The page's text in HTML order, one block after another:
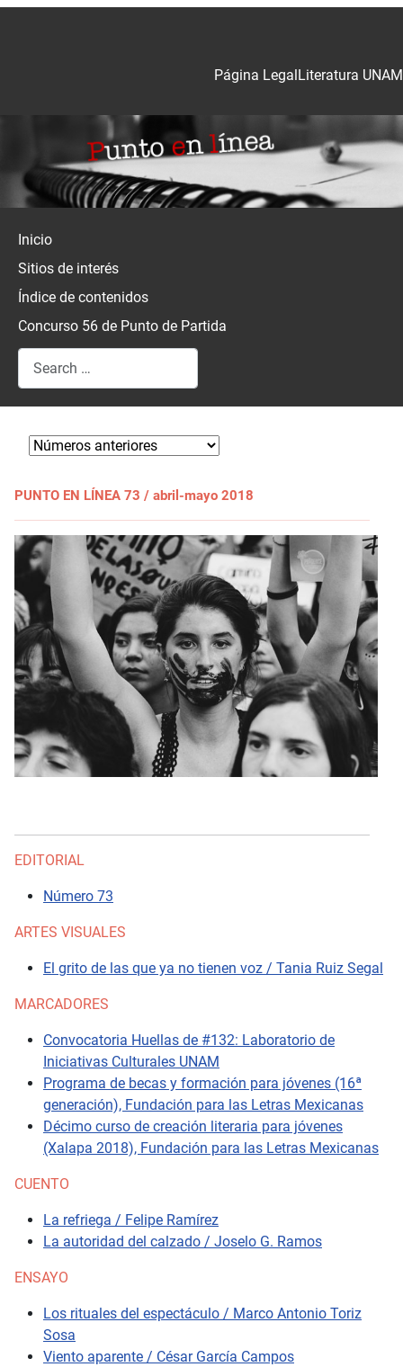
Literatura UNAM
Página Legal
Inicio
Sitios de interés
Índice de contenidos
Concurso 56 de Punto de Partida
Search
PUNTO EN LÍNEA 73 / abril-mayo 2018
EDITORIAL
Número 73
ARTES VISUALES
El grito de las que ya no tienen voz / Tania Ruiz Segal
MARCADORES
Convocatoria Huellas de #132: Laboratorio de
Iniciativas Culturales UNAM
Programa de becas y formación para jóvenes (16ª
generación), Fundación para las Letras Mexicanas
Décimo curso de creación literaria para jóvenes
(Xalapa 2018), Fundación para las Letras Mexicanas
CUENTO
La refriega / Felipe Ramírez
La autoridad del calzado / Joselo G. Ramos
ENSAYO
Los rituales del espectáculo / Marco Antonio Toriz
Sosa
Viento aparente / César García Campos